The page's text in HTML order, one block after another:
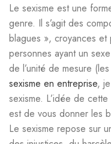
Le sexisme est une
genre. Il s’agit des
blagues », croyances
personnes ayant un
de l’unité de mesure
sexisme en entreprise,
sexisme. L’idée de
est de vous donner les
Le sexisme repose sur